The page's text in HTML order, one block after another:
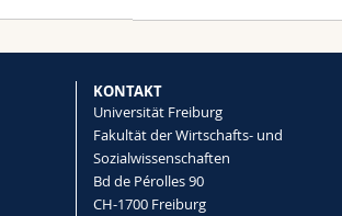
KONTAKT
Universität Freiburg
Fakultät der Wirtschafts- und
Sozialwissenschaften
Bd de Pérolles 90
CH-1700 Freiburg